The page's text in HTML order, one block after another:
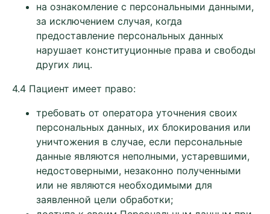
на ознакомление с персональными данными,
за исключением случая, когда
предоставление персональных данных
нарушает конституционные права и свободы
других лиц.
4.4 Пациент имеет право:
требовать от оператора уточнения своих
персональных данных, их блокирования или
уничтожения в случае, если персональные
данные являются неполными, устаревшими,
недостоверными, незаконно полученными
или не являются необходимыми для
заявленной цели обработки;